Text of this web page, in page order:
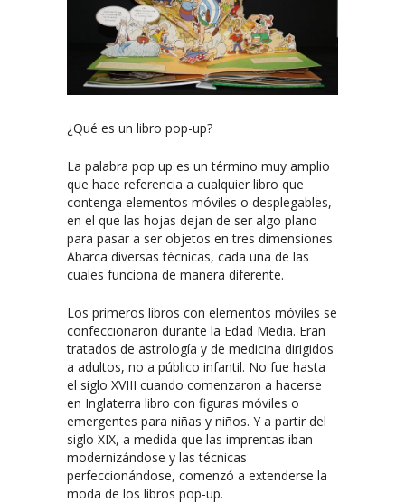
¿Qué es un libro pop-up?
La palabra pop up es un término muy amplio
que hace referencia a cualquier libro que
contenga elementos móviles o desplegables,
en el que las hojas dejan de ser algo plano
para pasar a ser objetos en tres dimensiones.
Abarca diversas técnicas, cada una de las
cuales funciona de manera diferente.
Los primeros libros con elementos móviles se
confeccionaron durante la Edad Media. Eran
tratados de astrología y de medicina dirigidos
a adultos, no a público infantil. No fue hasta
el siglo XVIII cuando comenzaron a hacerse
en Inglaterra libro con figuras móviles o
emergentes para niñas y niños. Y a partir del
siglo XIX, a medida que las imprentas iban
modernizándose y las técnicas
perfeccionándose, comenzó a extenderse la
moda de los libros pop-up.